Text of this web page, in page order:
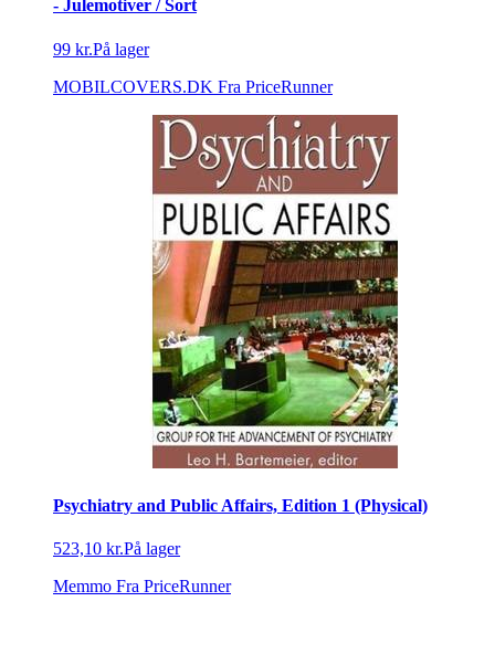
- Julemotiver / Sort
99 kr.På lager
MOBILCOVERS.DK Fra PriceRunner
Psychiatry and Public Affairs, Edition 1 (Physical)
523,10 kr.På lager
Memmo Fra PriceRunner